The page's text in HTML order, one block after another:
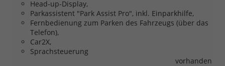
Head-up-Display,
Parkassistent "Park Assist Pro", inkl. Einparkhilfe,
Fernbedienung zum Parken des Fahrzeugs (über das
Telefon),
Car2X,
Sprachsteuerung
vorhanden